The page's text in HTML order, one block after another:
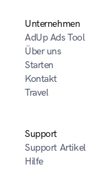
Unternehmen
AdUp Ads Tool
Über uns
Starten
Kontakt
Travel
Support
Support Artikel
Hilfe